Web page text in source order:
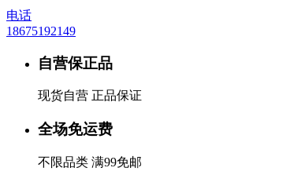
电话
18675192149
自营保正品
现货自营 正品保证
全场免运费
不限品类 满99免邮